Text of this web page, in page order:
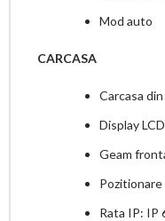
Mod auto
CARCASA
Carcasa
Display
Geam
Pozitionare
Rata IP: IP